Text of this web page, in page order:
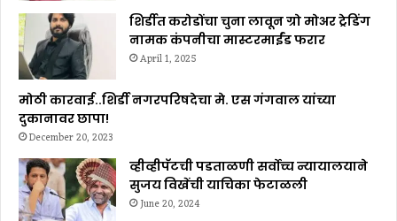
शिर्डीत करोडोंचा चुना लावून ग्रो मोअर ट्रेडिंग
नामक कंपनीचा मास्टरमाईंड फरार
April 1, 2025
मोठी कारवाई..शिर्डी नगरपरिषदेचा मे. एस गंगवाल यांच्या
दुकानावर छापा!
December 20, 2023
व्हीव्हीपॅटची पडताळणी सर्वोच्च न्यायालयाने
सुजय विखेंची याचिका फेटाळली
June 20, 2024